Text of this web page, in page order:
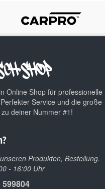
Online Shop für professionelle
Service und die große
deiner Nummer #1!
Produkten, Bestellung.
- 16:00 Uhr
599804